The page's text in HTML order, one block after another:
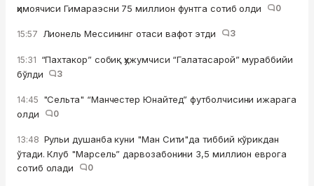
ҳимоячиси Гимараэсни 75 миллион фунтга сотиб олди
0
15:57 Лионель Мессининг отаси вафот этди 3
15:31 “Пахтакор” собиқ ҳужумчиси “Галатасарой” мураббийи
бўлди
3
14:45 "Сельта" “Манчестер Юнайтед” футболчисини ижарага
олди
0
13:48 Рульи душанба куни "Ман Сити"да тиббий кўрикдан
ўтади. Клуб "Марсель” дарвозабонини 3,5 миллион еврога
сотиб олади
0